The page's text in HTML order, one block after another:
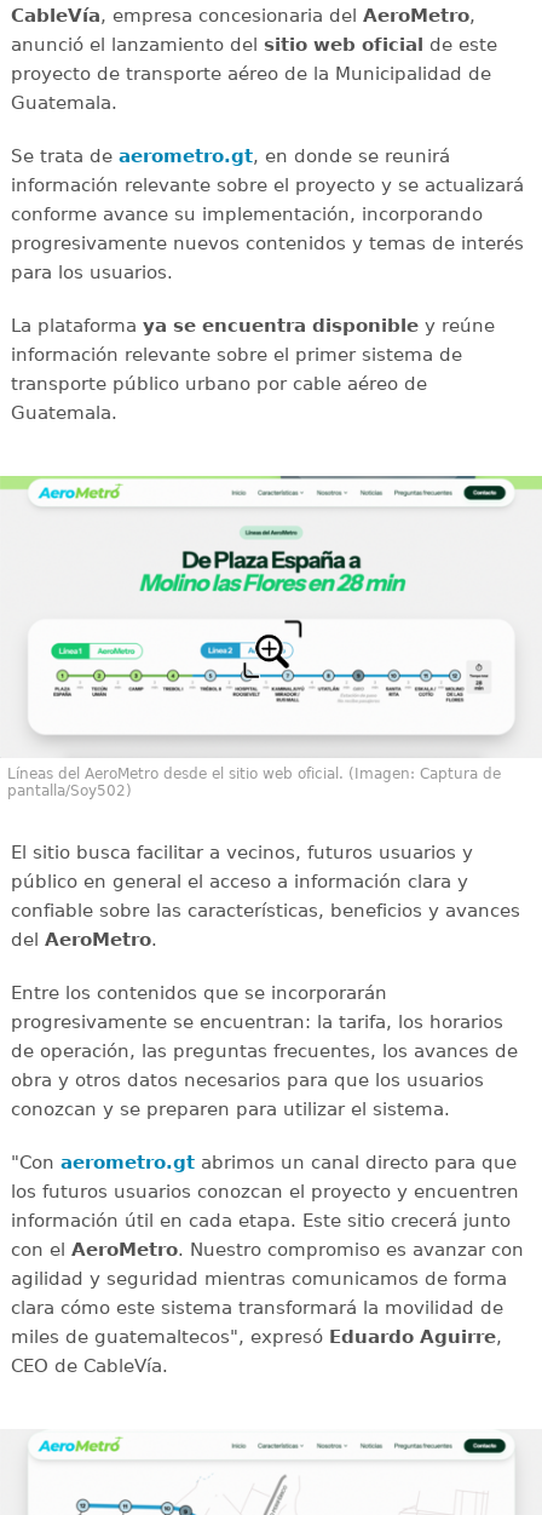
CableVía, empresa concesionaria del AeroMetro,
anunció el lanzamiento del sitio web oficial de este
proyecto de transporte aéreo de la Municipalidad de
Guatemala.
Se trata de aerometro.gt, en donde se reunirá
información relevante sobre el proyecto y se actualizará
conforme avance su implementación, incorporando
progresivamente nuevos contenidos y temas de interés
para los usuarios.
La plataforma ya se encuentra disponibley reúne
información relevante sobre el primer sistema de
transporte público urbano por cable aéreo de
Guatemala.
Líneas del AeroMetro desde el sitio web oficial. (Imagen: Captura de
pantalla/Soy502)
El sitio busca facilitar a vecinos, futuros usuarios y
público en general el acceso a información clara y
confiable sobre las características, beneficios y avances
del AeroMetro.
Entre los contenidos que se incorporarán
progresivamente se encuentran: la tarifa, los horarios
de operación, las preguntas frecuentes, los avances de
obra y otros datos necesarios para que los usuarios
conozcan y se preparen para utilizar el sistema.
"Con aerometro.gtabrimos un canal directo para que
los futuros usuarios conozcan el proyecto y encuentren
información útil en cada etapa. Este sitio crecerá junto
con el AeroMetro. Nuestro compromiso es avanzar con
agilidad y seguridad mientras comunicamos de forma
clara cómo este sistema transformará la movilidad de
miles de guatemaltecos", expresó Eduardo Aguirre,
CEO de CableVía.